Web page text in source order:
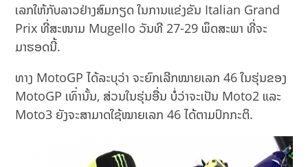
ເລກໃຫ້ກັບລາວຢ່າງສົມກຽດ ໃນການແຂ່ງຂັນ Italian Grand
Prix ທີ່ສະໜາມ Mugello ວັນທີ 27-29 ພຶດສະພາ ທີ່ຈະ
ມາຮອດນີ້.
ທາງ MotoGP ໄດ້ລະບຸວ່າ ຈະຍົກເລີກໝາຍເລກ 46 ໃນຮຸ່ນຂອງ
MotoGP ເທົ່ານັ້ນ, ສ່ວນໃນຮຸ່ນອື່ນ ບໍ່ວ່າຈະເປັນ Moto2 ແລະ
Moto3 ຍັງຈະສາມາດໃຊ້ໝາຍເລກ 46 ໄດ້ຕາມປົກກະຕິ.